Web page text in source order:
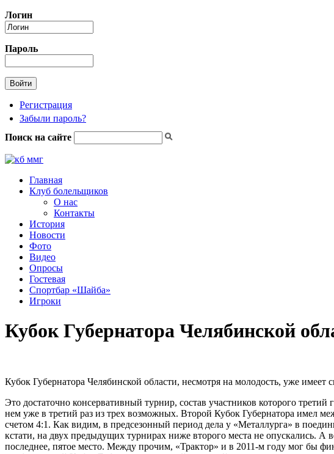
Перейти к основному содержанию
Логин
Пароль
Регистрация
Забыли пароль?
Форма поиска
Поиск на сайте
Главная
Клуб болельщиков
О нас
Контакты
История
Новости
Фото
Видео
Опросы
Гостевая
Спортбар «Шайба»
Игроки
Кубок Губернатора Челябинской
Кубок Губернатора Челябинской области, несмотря на молодость, уже имеет
Это достаточно консервативный турнир, состав участников которого
нем уже в третий раз из трех возможных. Второй Кубок Губернатора имел
счетом 4:1. Как видим, в предсезонный период дела у «Металлурга» в
кстати, на двух предыдущих турнирах ниже второго места не опускались. А
последнее, пятое место. Между прочим, «Трактор» и в 2011-м году мог бы